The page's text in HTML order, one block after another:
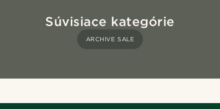
Súvisiace kategórie
ARCHIVE SALE